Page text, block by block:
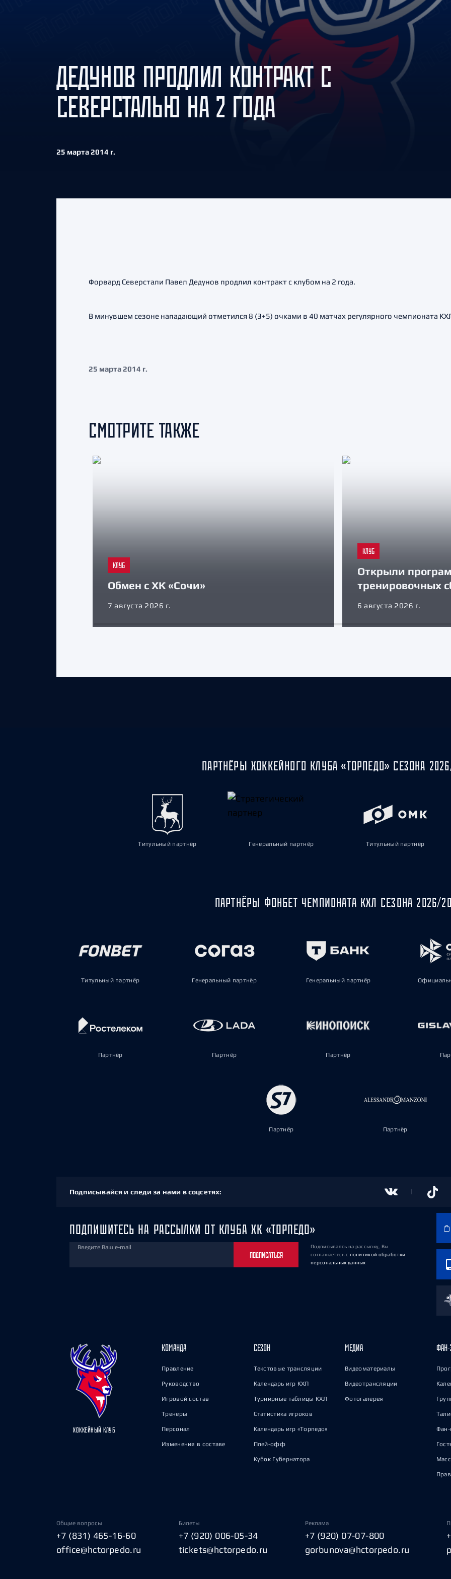
Амур
Барыс
Салават Юлаев
Сибирь
ДЕДУНОВ ПРОДЛИЛ КОНТРАКТ С
СЕВЕРСТАЛЬЮ НА 2 ГОДА
25 марта 2014 г.
Форвард Северстали Павел Дедунов продлил контракт с клубом на 2 года.
В минувшем сезоне нападающий отметился 8 (3+5) очками в 40 матчах регулярного чемпионата
25 марта 2014 г.
СМОТРИТЕ ТАКЖЕ
КЛУБ
Обмен с ХК «Сочи»
7 августа 2026 г.
КЛУБ
Открыли
тренировочных
6 августа 2026 г.
ПАРТНЁРЫ ХОККЕЙНОГО КЛУБА «ТОРПЕДО» СЕЗОНА
Титульный партнёр Генеральный партнёр Титульный партнёр
ПАРТНЁРЫ ФОНБЕТ ЧЕМПИОНАТА КХЛ СЕЗОНА 2026/
Титульный партнёр Генеральный партнёр Генеральный партнёр
Партнёр Партнёр Партнёр
Партнёр Партнёр
Подписывайся и следи за нами в соцсетях:
ПОДПИШИТЕСЬ НА РАССЫЛКИ ОТ КЛУБА ХК «ТОРПЕДО»
Введите Ваш e-mail
ПОДПИСАТЬСЯ
Подписываясь на рассылку, Вы
соглашаетесь с политикой обработки
персональных данных
ХОККЕЙНЫЙ КЛУБ
КОМАНДА
Правление
Руководство
Игровой состав
Тренеры
Персонал
Изменения в составе
СЕЗОН
Текстовые трансляции
Календарь игр КХЛ
Турнирные таблицы КХЛ
Статистика игроков
Календарь игр «Торпедо»
Плей-офф
Кубок Губернатора
МЕДИА
Видеоматериалы
Видеотрансляции
Фотогалерея
ФАН-
Фан-
Общие вопросы
+7 (831) 465-16-60
office@hctorpedo.ru
Билеты
+7 (920) 006-05-34
tickets@hctorpedo.ru
Реклама
+7 (920) 07-07-800
gorbunova@hctorpedo.ru